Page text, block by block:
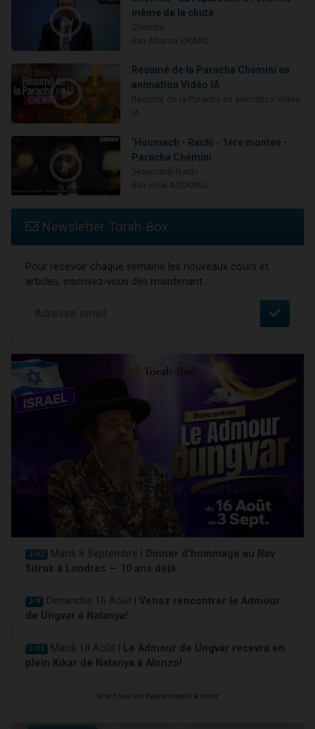
même de la chute
Résumé de la Paracha Chémini en
animation Vidéo IA
‘Houmach - Rachi - 1ère montée -
Paracha Chémini
Newsletter Torah-Box
Pour recevoir chaque semaine les nouveaux cours et
articles, inscrivez-vous dès maintenant :
J-32 Mardi 8 Septembre |
Dinner d'hommage au Rav
Sitruk à Londres — 10 ans déjà
J-9 Dimanche 16 Août | Venez rencontrer le Admour
de Ungvar à Natanya!
J-11 Mardi 18 Août |
Le Admour de Ungvar recevra en
plein Kikar de Natanya à Alonzo!
Voir tous les événements à venir